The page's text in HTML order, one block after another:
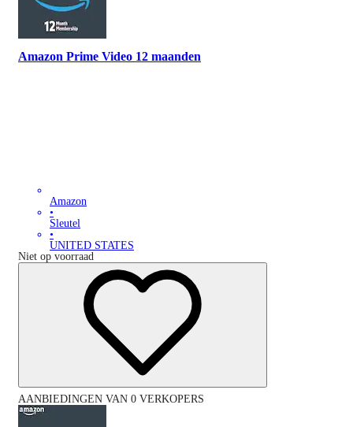
Amazon Prime Video 12 maanden
Amazon
•
Sleutel
•
UNITED STATES
Niet op voorraad
AANBIEDINGEN VAN 0 VERKOPERS